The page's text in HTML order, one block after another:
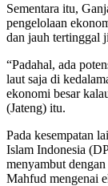
Sementara itu,
pengelolaan
dan jauh tertinggal
“Padahal, ada
laut saja di
ekonomi besar
(Jateng) itu.
Pada kesempatan
Islam Indonesia
menyambut
Mahfud mengenai